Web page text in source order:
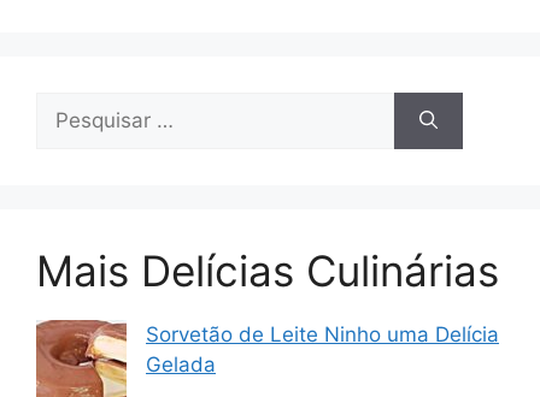
por:
Mais Delícias Culinárias
Sorvetão de Leite Ninho uma Delícia
Gelada